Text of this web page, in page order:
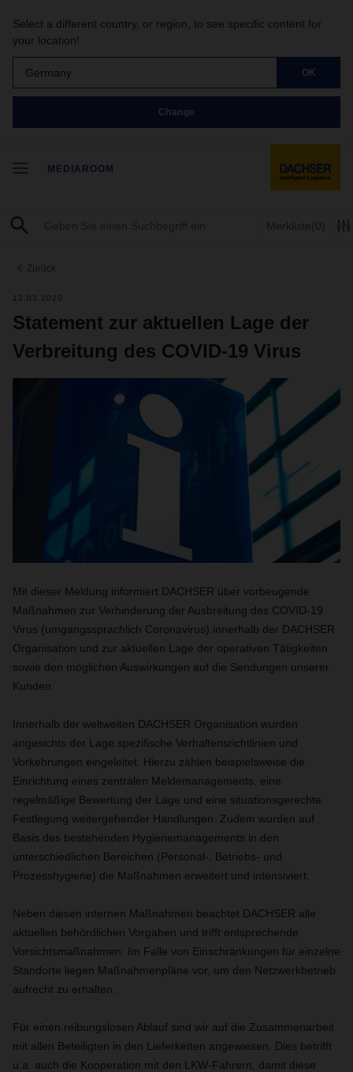
Select a different country, or region, to see specific content for
your location!
Germany OK
Change
MEDIAROOM
Merkliste(0)
Zurück
12.03.2020
Statement zur aktuellen Lage der
Verbreitung des COVID-19 Virus
Mit dieser Meldung informiert DACHSER über vorbeugende
Maßnahmen zur Verhinderung der Ausbreitung des COVID-19
Virus (umgangssprachlich Coronavirus) innerhalb der DACHSER
Organisation und zur aktuellen Lage der operativen Tätigkeiten
sowie den möglichen Auswirkungen auf die Sendungen unserer
Kunden.
Innerhalb der weltweiten DACHSER Organisation wurden
angesichts der Lage spezifische Verhaltensrichtlinien und
Vorkehrungen eingeleitet. Hierzu zählen beispielsweise die
Einrichtung eines zentralen Meldemanagements, eine
regelmäßige Bewertung der Lage und eine situationsgerechte
Festlegung weitergehender Handlungen. Zudem wurden auf
Basis des bestehenden Hygienemanagements in den
unterschiedlichen Bereichen (Personal-, Betriebs- und
Prozesshygiene) die Maßnahmen erweitert und intensiviert.
Neben diesen internen Maßnahmen beachtet DACHSER alle
aktuellen behördlichen Vorgaben und trifft entsprechende
Vorsichtsmaßnahmen. Im Falle von Einschränkungen für einzelne
Standorte liegen Maßnahmenpläne vor, um den Netzwerkbetrieb
aufrecht zu erhalten.
Für einen reibungslosen Ablauf sind wir auf die Zusammenarbeit
mit allen Beteiligten in den Lieferketten angewiesen. Dies betrifft
u.a. auch die Kooperation mit den LKW-Fahrern, damit diese